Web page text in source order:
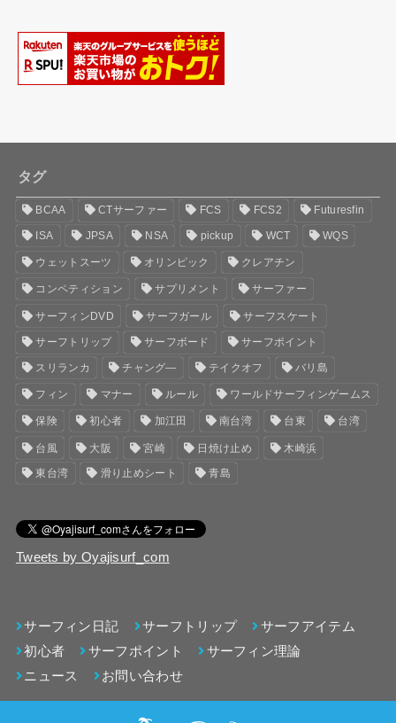
タグ
BCAA CTサーファー FCS FCS2 Futuresfin
ISA JPSA NSA pickup WCT WQS
ウェットスーツ オリンピック クレアチン
コンペティション サプリメント サーファー
サーフィンDVD サーフガール サーフスケート
サーフトリップ サーフボード サーフポイント
スリランカ チャング― テイクオフ バリ島
フィン マナー ルール ワールドサーフィンゲームス
保険 初心者 加江田 南台湾 台東 台湾
台風 大阪 宮崎 日焼け止め 木崎浜
東台湾 滑り止めシート 青島
Tweets by Oyajisurf_com
サーフィン日記 サーフトリップ
サーフアイテム
初心者
サーフポイント
サーフィン理論
ニュース
お問い合わせ